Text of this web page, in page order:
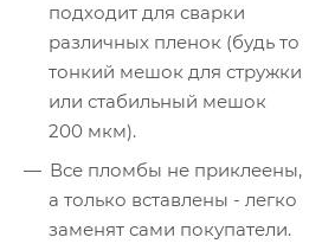
подходит для сварки
различных пленок (будь то
тонкий мешок для стружки
или стабильный мешок
200 мкм).
Все пломбы не приклеены,
а только вставлены - легко
заменят сами покупатели.